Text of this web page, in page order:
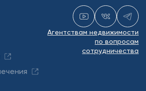
Агентствам недвижимости
по вопросам
сотрудничества